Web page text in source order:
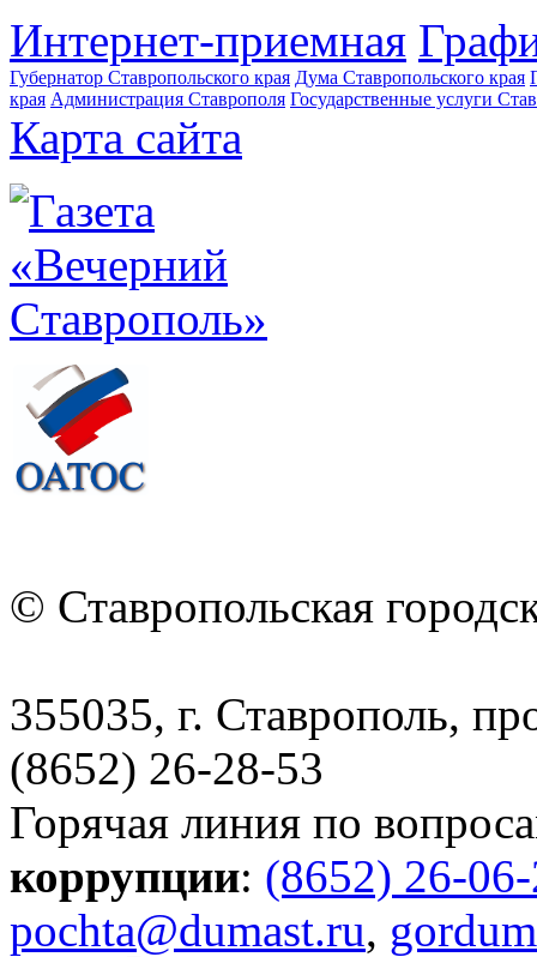
Интернет-приемная
Губернатор Ставропольского края Дума Ставропольского края
края Администрация Ставрополя Государственные услуги
Карта сайта
© Ставропольская
355035, г. Ставрополь,
(8652) 26-28-53
Горячая линия по
коррупции: (8652) 26-
pochta@dumast.ru,